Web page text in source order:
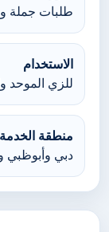
طلبات جملة
الاستخدام
للزي الموحد
منطقة الخدمة
دبي وأبوظبي